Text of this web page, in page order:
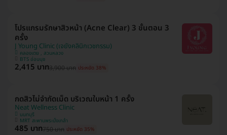
โปรแกรมรักษาสิวหน้า (Acne Clear) 3 ขั้นตอน 3
ครั้ง
J Young Clinic (เจยังคลินิกเวชกรรม)
คลองเตย , สวนหลวง
BTS อ่อนนุช
2,415 บาท3,900 บาท ประหยัด 38%
กดสิวไม่จำกัดเม็ด บริเวณใบหน้า 1 ครั้ง
Neat Wellness Clinic
นนทบุรี
MRT สะพานพระนั่งเกล้า
485 บาท750 บาท ประหยัด 35%